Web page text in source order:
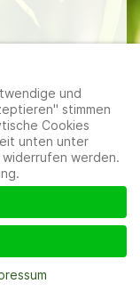
Cookie-
und
stimmen
Cookies
unten unter
werden.